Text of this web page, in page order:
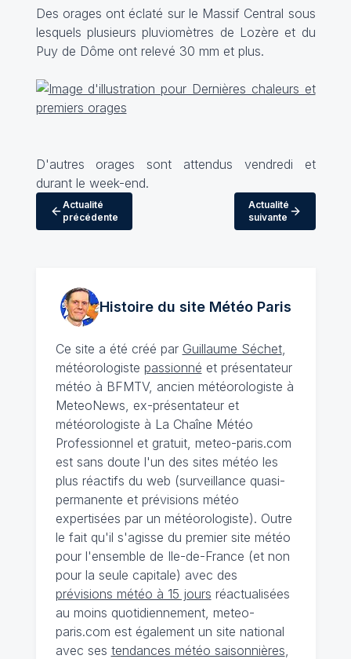
Des orages ont éclaté sur le Massif Central sous
lesquels plusieurs pluviomètres de Lozère et du
Puy de Dôme ont relevé 30 mm et plus.
D'autres orages sont attendus vendredi et
durant le week-end.
Actualité
précédente
Actualité
suivante
Histoire du site MétéoParis
Ce site a été créé par Guillaume Séchet,
météorologiste passionné et présentateur
météo à BFMTV, ancien météorologiste à
MeteoNews, ex-présentateur et
météorologiste à La Chaîne Météo
Professionnel et gratuit, meteo-paris.com
est sans doute l'un des sites météo les
plus réactifs du web (surveillance quasi-
permanente et prévisions météo
expertisées par un météorologiste). Outre
le fait qu'il s'agisse du premier site météo
pour l'ensemble de Ile-de-France (et non
pour la seule capitale) avec des
prévisions météo à 15 jours réactualisées
au moins quotidiennement, meteo-
paris.com est également un site national
avec ses tendances météo saisonnières